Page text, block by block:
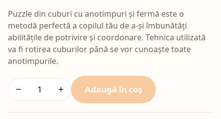
Puzzle din cuburi cu anotimpuri și fermă este o
metodă perfectă a copilul tău de a-și îmbunătăți
abilitățile de potrivire și coordonare. Tehnica utilizată
va fi rotirea cuburilor până se vor cunoaște toate
anotimpurile.
− + Adaugă în coș